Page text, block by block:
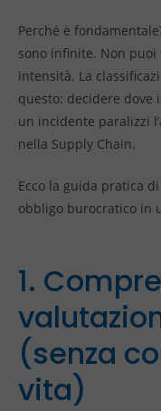
Perché è
sono infinite. Non
intensità. La
questo: decidere dove
un incidente paralizzi
nella Supply Chain.
Ecco la guida pratica di
obbligo burocratico in
1.
(senza
vita)